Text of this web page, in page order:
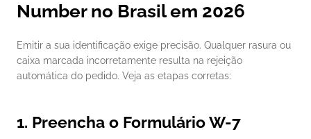
Number no Brasil em 2026
Emitir a sua identificação exige precisão. Qualquer rasura ou
caixa marcada incorretamente resulta na rejeição
automática do pedido. Veja as etapas corretas:
1. Preencha o Formulário W-7